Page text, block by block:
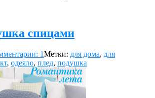
спицами
1Метки: для дома, для
, одеяло, плед, подушка